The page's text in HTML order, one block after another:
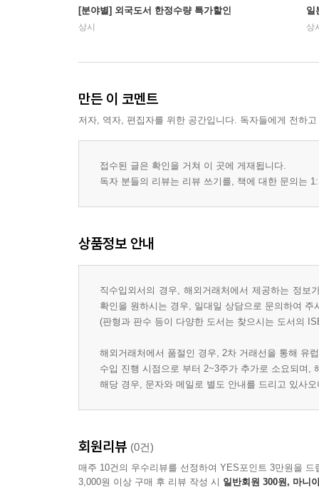
[분야별] 외국도서 한정수량 특가할인
상시
일
상
만든 이 코멘트
저자, 역자, 편집자를 위한 공간입니다. 독자들에게 전하
접수된 글은 확인을 거쳐 이 곳에 게재됩니다.
독자 분들의 리뷰는 리뷰 쓰기를, 책에 대한 문의는
상품정보 안내
직수입외서의 경우, 해외거래처에서 제공하는 정
확인을 원하시는 경우, 일대일 상담으로 문의하여 주
(판형과 판수 등이 다양한 도서는 찾으시는 도서의
해외거래처에서 품절인 경우, 2차 거래선을 통해 유
수입 진행 시점으로 부터 2~3주가 추가로 소요되며,
해당 경우, 문자와 메일로 별도 안내를 드리고 있사
회원리뷰 (0건)
매주 10건의 우수리뷰를 선정하여 YES포인트 3만원을 드
3,000원 이상 구매 후 리뷰 작성 시 일반회원 300원, 마니